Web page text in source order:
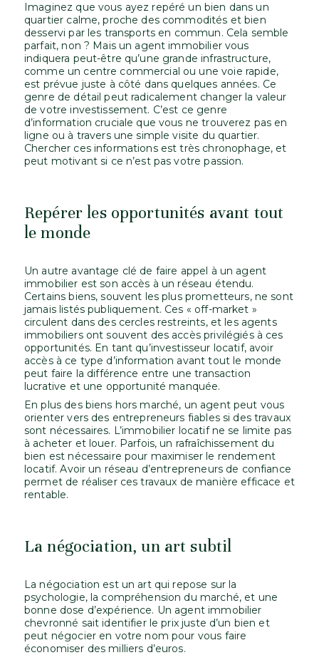
Imaginez que vous ayez repéré un bien dans un
quartier calme, proche des commodités et bien
desservi par les transports en commun. Cela semble
parfait, non ? Mais un agent immobilier vous
indiquera peut-être qu’une grande infrastructure,
comme un centre commercial ou une voie rapide,
est prévue juste à côté dans quelques années. Ce
genre de détail peut radicalement changer la valeur
de votre investissement. C’est ce genre
d’information cruciale que vous ne trouverez pas en
ligne ou à travers une simple visite du quartier.
Chercher ces informations est très chronophage, et
peut motivant si ce n’est pas votre passion.
Repérer les opportunités avant tout
le monde
Un autre avantage clé de faire appel à un agent
immobilier est son accès à un réseau étendu.
Certains biens, souvent les plus prometteurs, ne sont
jamais listés publiquement. Ces « off-market »
circulent dans des cercles restreints, et les agents
immobiliers ont souvent des accès privilégiés à ces
opportunités. En tant qu’investisseur locatif, avoir
accès à ce type d’information avant tout le monde
peut faire la différence entre une transaction
lucrative et une opportunité manquée.
En plus des biens hors marché, un agent peut vous
orienter vers des entrepreneurs fiables si des travaux
sont nécessaires. L’immobilier locatif ne se limite pas
à acheter et louer. Parfois, un rafraîchissement du
bien est nécessaire pour maximiser le rendement
locatif. Avoir un réseau d’entrepreneurs de confiance
permet de réaliser ces travaux de manière efficace et
rentable.
La négociation, un art subtil
La négociation est un art qui repose sur la
psychologie, la compréhension du marché, et une
bonne dose d’expérience. Un agent immobilier
chevronné sait identifier le prix juste d’un bien et
peut négocier en votre nom pour vous faire
économiser des milliers d’euros.